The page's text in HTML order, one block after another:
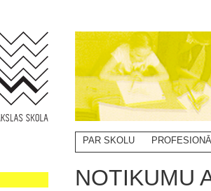
PAR SKOLU
NOTIKUMU